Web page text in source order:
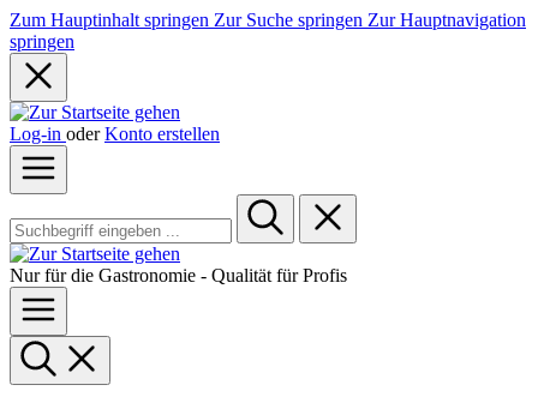
Zum Hauptinhalt springen Zur Suche springen Zur Hauptnavigation
springen
Log-in oder Konto erstellen
Nur für die Gastronomie - Qualität für Profis